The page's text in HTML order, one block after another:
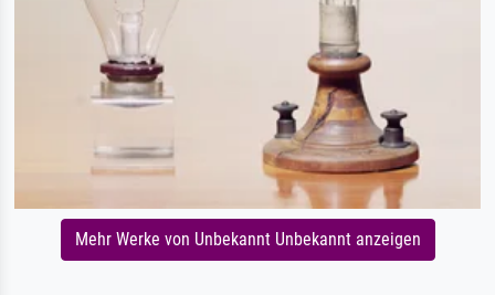
Mehr Werke von Unbekannt Unbekannt anzeigen